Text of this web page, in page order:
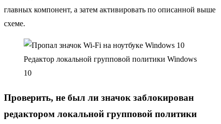
главных компонент, а затем активировать по описанной выше
схеме.
Редактор локальной групповой политики Windows
10
Проверить, не был ли значок заблокирован
редактором локальной групповой политики